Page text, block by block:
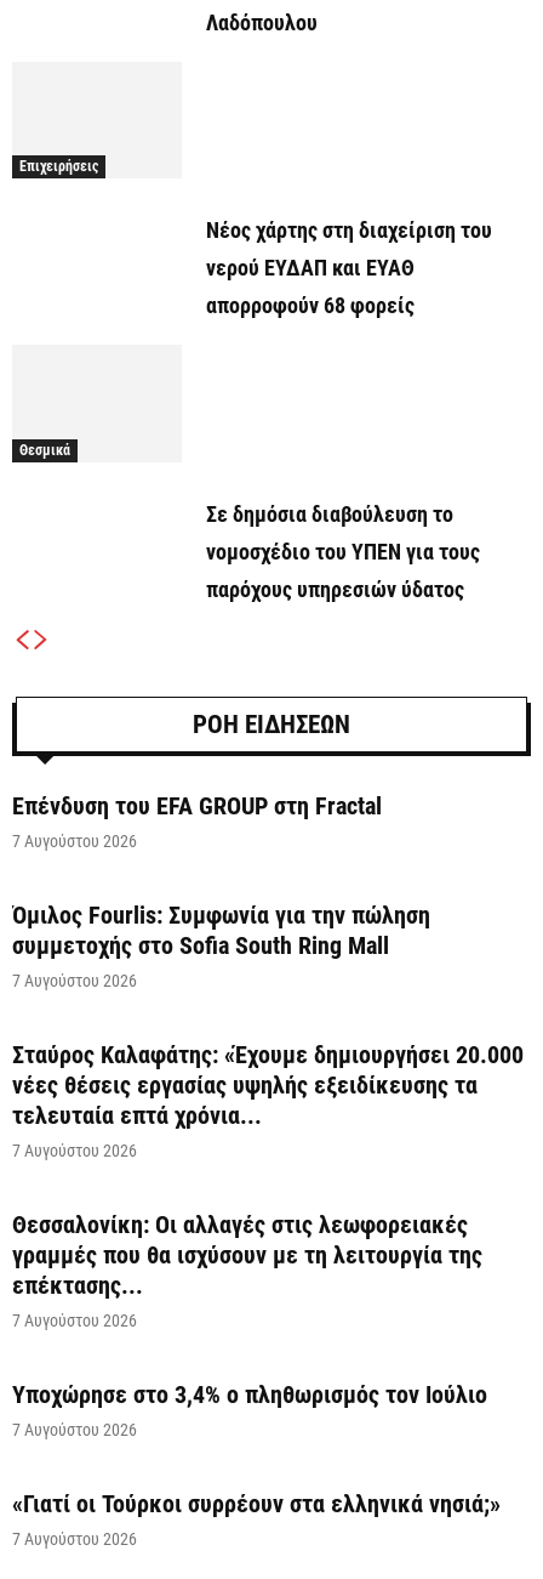
Λαδόπουλου
Επιχειρήσεις
Νέος χάρτης στη διαχείριση του
νερού ΕΥΔΑΠ και ΕΥΑΘ
απορροφούν 68 φορείς
Θεσμικά
Σε δημόσια διαβούλευση το
νομοσχέδιο του ΥΠΕΝ για τους
παρόχους υπηρεσιών ύδατος
ΡΟΗ ΕΙΔΗΣΕΩΝ
Επένδυση του EFA GROUP στη Fractal
7 Αυγούστου 2026
Όμιλος Fourlis: Συμφωνία για την πώληση
συμμετοχής στο Sofia South Ring Mall
7 Αυγούστου 2026
Σταύρος Καλαφάτης: «Έχουμε δημιουργήσει 20.000
νέες θέσεις εργασίας υψηλής εξειδίκευσης τα
τελευταία επτά χρόνια...
7 Αυγούστου 2026
Θεσσαλονίκη: Οι αλλαγές στις λεωφορειακές
γραμμές που θα ισχύσουν με τη λειτουργία της
επέκτασης...
7 Αυγούστου 2026
Υποχώρησε στο 3,4% ο πληθωρισμός τον Ιούλιο
7 Αυγούστου 2026
«Γιατί οι Τούρκοι συρρέουν στα ελληνικά νησιά;»
7 Αυγούστου 2026